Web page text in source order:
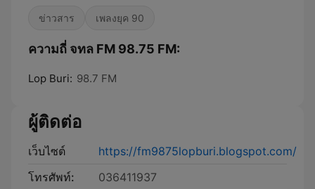
ข่าวสาร เพลงยุค 90
ความถี่ จทล FM 98.75 FM:
Lop Buri: 98.7 FM
ผู้ติดต่อ
เว็บไซต์
https://fm9875lopburi.blogspot.com/
โทรศัพท์:
036411937